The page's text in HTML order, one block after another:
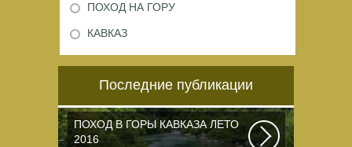
ПОХОД НА ГОРУ
КАВКАЗ
Последние публикации
ПОХОД В ГОРЫ КАВКАЗА ЛЕТО
2016